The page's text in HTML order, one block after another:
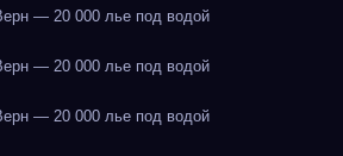
— 20 000 лье под водой
— 20 000 лье под водой
— 20 000 лье под водой